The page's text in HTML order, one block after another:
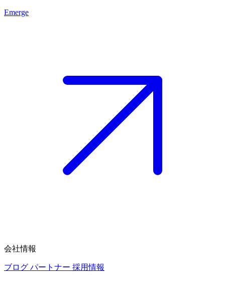
Emerge
会社情報
ブログ パートナー 採用情報